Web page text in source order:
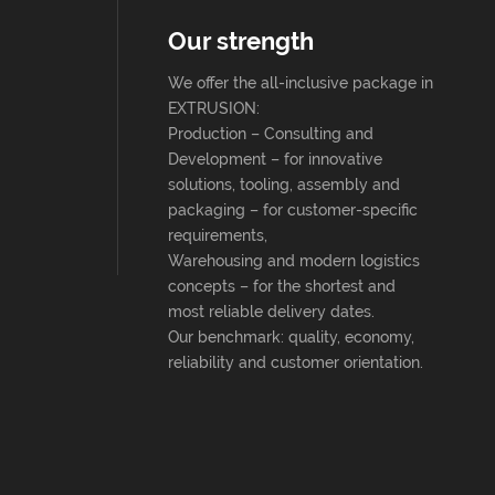
Our strength
We offer the all-inclusive package in
EXTRUSION:
Production – Consulting and
Development – for innovative
solutions, tooling, assembly and
packaging – for customer-specific
requirements,
Warehousing and modern logistics
concepts – for the shortest and
most reliable delivery dates.
Our benchmark: quality, economy,
reliability and customer orientation.